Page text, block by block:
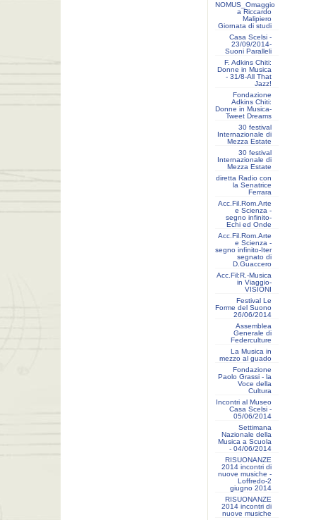
NOMUS_Omaggio
a Riccardo
Malipiero
Giornata di studi
Casa Scelsi -
23/09/2014-
Suoni Paralleli
F. Adkins Chiti:
Donne in Musica
- 31/8-All That
Jazz!
Fondazione
Adkins Chiti:
Donne in Musica-
Tweet Dreams
30 festival
Internazionale di
Mezza Estate
30 festival
Internazionale di
Mezza Estate
diretta Radio con
la Senatrice
Ferrara
Acc.Fil.Rom.Arte
e Scienza -
segno infinito-
Echi ed Onde
Acc.Fil.Rom.Arte
e Scienza -
segno infinito-Iter
segnato di
D.Guaccero
Acc.Fil:R.-Musica
in Viaggio-
VISIONI
Festival Le
Forme del Suono
26/06/2014
Assemblea
Generale di
Federculture
La Musica in
mezzo al guado
Fondazione
Paolo Grassi - la
Voce della
Cultura
Incontri al Museo
Casa Scelsi -
05/06/2014
Settimana
Nazionale della
Musica a Scuola
- 04/06/2014
RISUONANZE
2014 incontri di
nuove musiche -
Loffredo-2
giugno 2014
RISUONANZE
2014 incontri di
nuove musiche